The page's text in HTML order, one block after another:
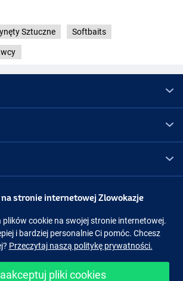
Sztuczne Softbaits
Facebook Instagram
na stronie internetowej Zlowokazje
cookie na swojej stronie internetowej.
i bardziej personalnie Ci pomóc. Chcesz
Przeczytaj naszą politykę prywatności.
pliki cookies